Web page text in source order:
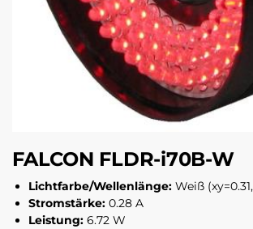
FALCON FLDR-i70B-W
Lichtfarbe/Wellenlänge: Weiß
Stromstärke: 0.28 A
Leistung: 6.72 W